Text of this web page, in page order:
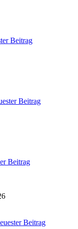
Beitrag
Beitrag
Beitrag
Beitrag